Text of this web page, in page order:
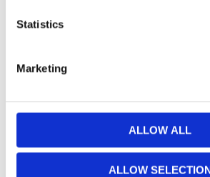
Statistics
Marketing
ALLOW ALL
ALLOW
gedigna hantverket bakom
uttrycksfull kontrast till den
förankrar designen i en tidlös
samtidigt som benen ger
visuellt lyft åt fåtöljen.